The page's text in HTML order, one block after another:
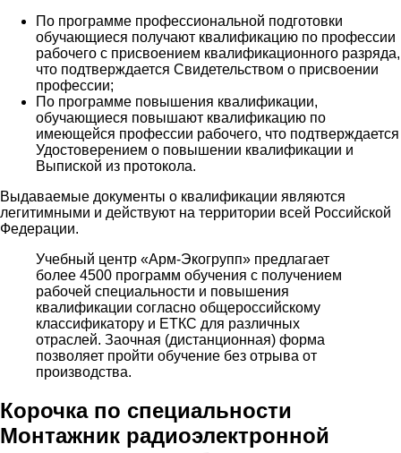
По программе профессиональной подготовки
обучающиеся получают квалификацию по профессии
рабочего с присвоением квалификационного разряда,
что подтверждается Свидетельством о присвоении
профессии;
По программе повышения квалификации,
обучающиеся повышают квалификацию по
имеющейся профессии рабочего, что подтверждается
Удостоверением о повышении квалификации и
Выпиской из протокола.
Выдаваемые документы о квалификации являются
легитимными и действуют на территории всей Российской
Федерации.
Учебный центр «Арм-Экогрупп» предлагает
более 4500 программ обучения с получением
рабочей специальности и повышения
квалификации согласно общероссийскому
классификатору и ЕТКС для различных
отраслей. Заочная (дистанционная) форма
позволяет пройти обучение без отрыва от
производства.
Корочка по специальности
Монтажник радиоэлектронной